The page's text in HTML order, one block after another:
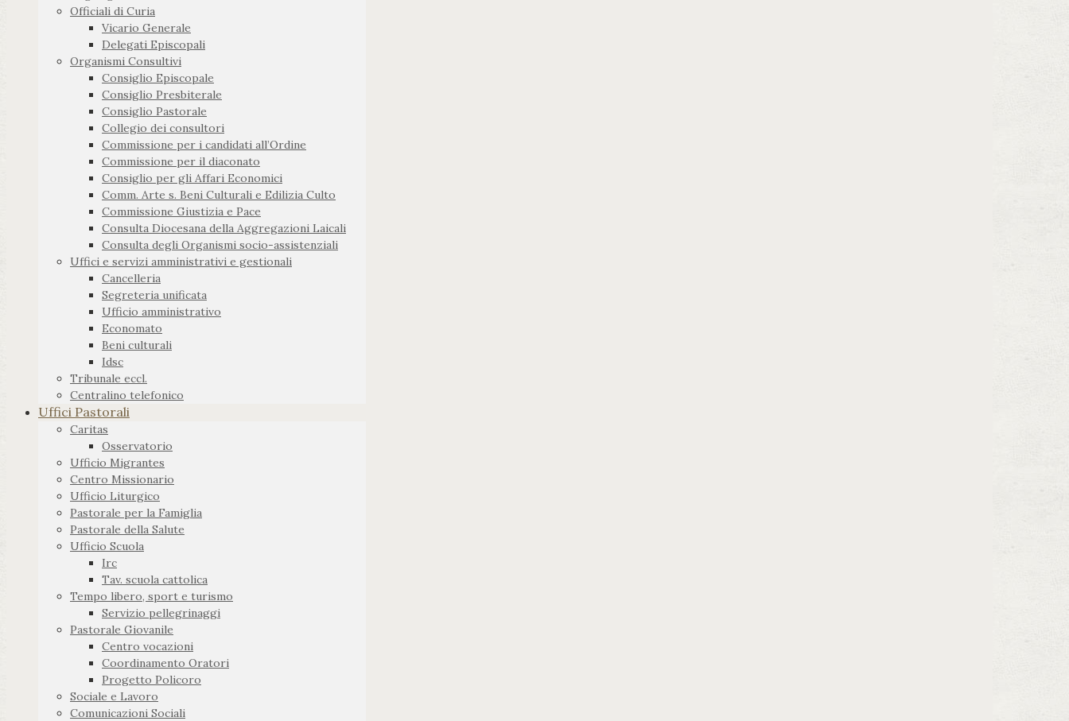
Officiali di Curia
Vicario Generale
Delegati Episcopali
Organismi Consultivi
Consiglio Episcopale
Consiglio Presbiterale
Consiglio Pastorale
Collegio dei consultori
Commissione per i candidati all’Ordine
Commissione per il diaconato
Consiglio per gli Affari Economici
Comm. Arte s. Beni Culturali e Edilizia Culto
Commissione Giustizia e Pace
Consulta Diocesana della Aggregazioni Laicali
Consulta degli Organismi socio-assistenziali
Uffici e servizi amministrativi e gestionali
Cancelleria
Segreteria unificata
Ufficio amministrativo
Economato
Beni culturali
Idsc
Tribunale eccl.
Centralino telefonico
Uffici Pastorali
Caritas
Osservatorio
Ufficio Migrantes
Centro Missionario
Ufficio Liturgico
Pastorale per la Famiglia
Pastorale della Salute
Ufficio Scuola
Irc
Tav. scuola cattolica
Tempo libero, sport e turismo
Servizio pellegrinaggi
Pastorale Giovanile
Centro vocazioni
Coordinamento Oratori
Progetto Policoro
Sociale e Lavoro
Comunicazioni Sociali